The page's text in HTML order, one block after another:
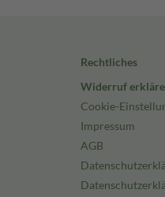
Rechtliches
Widerruf
Cookie-
Impressum
AGB